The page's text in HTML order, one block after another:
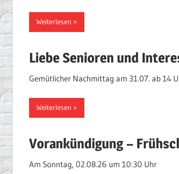
Weiterlesen
Liebe Senioren und
Gemütlicher Nachmittag am 31.07. ab 14
Weiterlesen
Vorankündigung –
Am Sonntag, 02.08.26 um 10:30 Uhr